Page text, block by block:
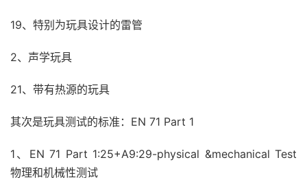
19、特别为玩具设计的雷管
2、声学玩具
21、带有热源的玩具
其次是玩具测试的标准：EN 71 Part 1
1、EN 71 Part 1:25+A9:29-physical &mechanical Test
物理和机械性测试